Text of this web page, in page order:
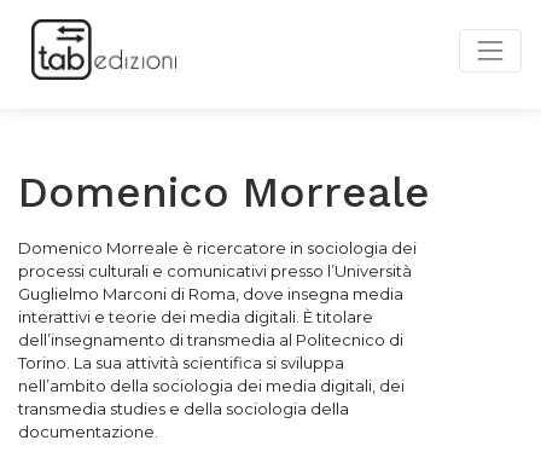
Domenico Morreale
Domenico Morreale è ricercatore in sociologia dei
processi culturali e comunicativi presso l’Università
Guglielmo Marconi di Roma, dove insegna media
interattivi e teorie dei media digitali. È titolare
dell’insegnamento di transmedia al Politecnico di
Torino. La sua attività scientifica si sviluppa
nell’ambito della sociologia dei media digitali, dei
transmedia studies e della sociologia della
documentazione.